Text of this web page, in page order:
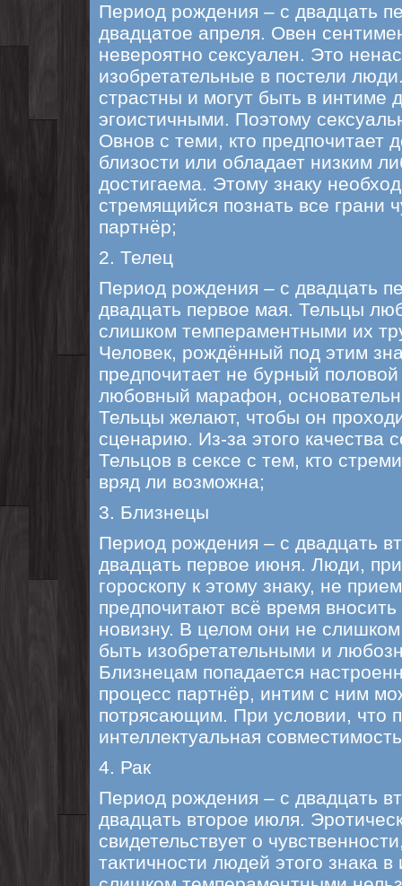
Период рождения – с двадцать
двадцатое апреля. Овен
невероятно сексуален. Это
изобретательные в постели
страстны и могут быть в интиме
эгоистичными. Поэтому
Овнов с теми, кто предпочитает
близости или обладает низким
достигаема. Этому знаку
стремящийся познать все грани
партнёр;
2. Телец
Период рождения – с двадцать
двадцать первое мая. Тельцы
слишком темпераментными их
Человек, рождённый под этим
предпочитает не бурный половой
любовный марафон,
Тельцы желают, чтобы он
сценарию. Из-за этого качества
Тельцов в сексе с тем, кто
вряд ли возможна;
3. Близнецы
Период рождения – с двадцать
двадцать первое июня. Люди,
гороскопу к этому знаку, не
предпочитают всё время
новизну. В целом они не
быть изобретательными и
Близнецам попадается
процесс партнёр, интим с ним
потрясающим. При условии, что
интеллектуальная
4. Рак
Период рождения – с двадцать
двадцать второе июля.
свидетельствует о
тактичности людей этого знака